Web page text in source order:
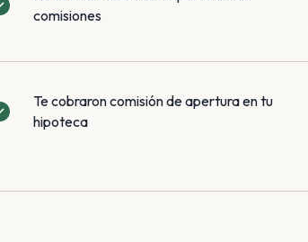
comisiones
Te cobraron comisión de apertura en tu
hipoteca